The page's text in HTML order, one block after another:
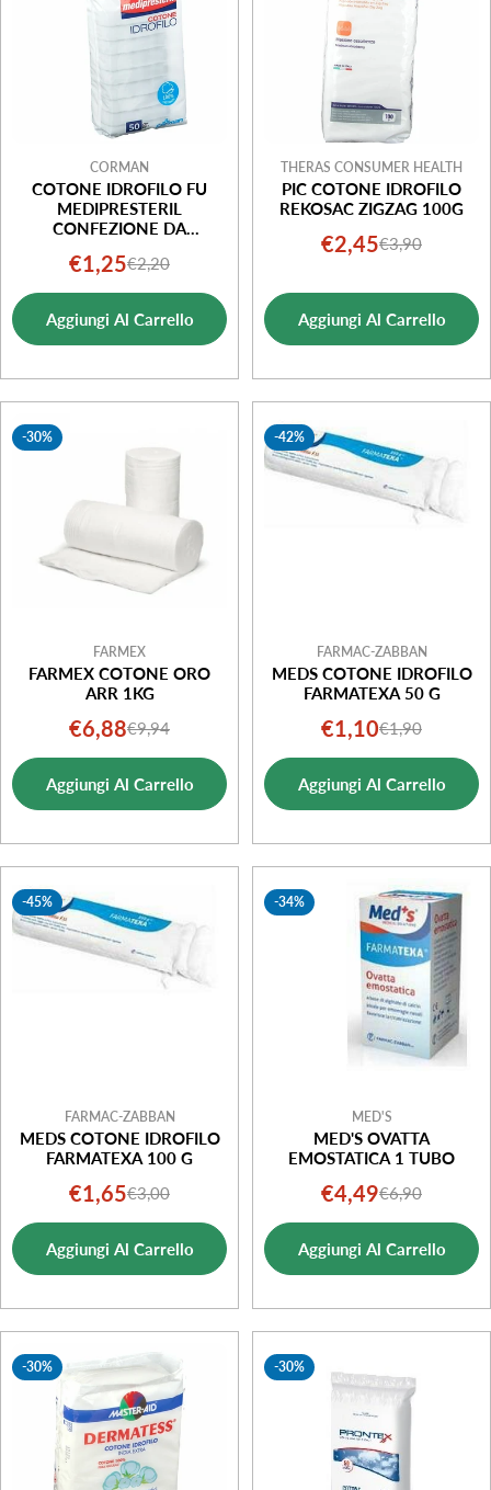
CORMAN
COTONE IDROFILO FU
MEDIPRESTERIL
CONFEZIONE DA
Prezzo
di
vendita
€1,25Prezzo
normale
€2,20
Aggiungi Al Carrello
THERAS CONSUMER HEALTH
PIC COTONE IDROFILO
REKOSAC ZIGZAG 100G
Prezzo
vendita
€2,45Prezzo
€3,90
Aggiungi Al Carrello
-30%
FARMEX
FARMEX COTONE ORO
ARR 1KG
Prezzo
di
vendita
€6,88Prezzo
normale
€9,94
Aggiungi Al Carrello
-42%
FARMAC-ZABBAN
MEDS COTONE IDROFILO
FARMATEXA 50 G
Prezzo
di
vendita
€1,10Prezzo
normale
€1,90
Aggiungi Al Carrello
-45%
FARMAC-ZABBAN
MEDS COTONE IDROFILO
FARMATEXA 100 G
Prezzo
di
vendita
€1,65Prezzo
normale
€3,00
Aggiungi Al Carrello
-34%
MED'S
MED'S OVATTA
EMOSTATICA 1 TUBO
Prezzo
di
vendita
€4,49Prezzo
normale
€6,90
Aggiungi Al Carrello
-30% -30%